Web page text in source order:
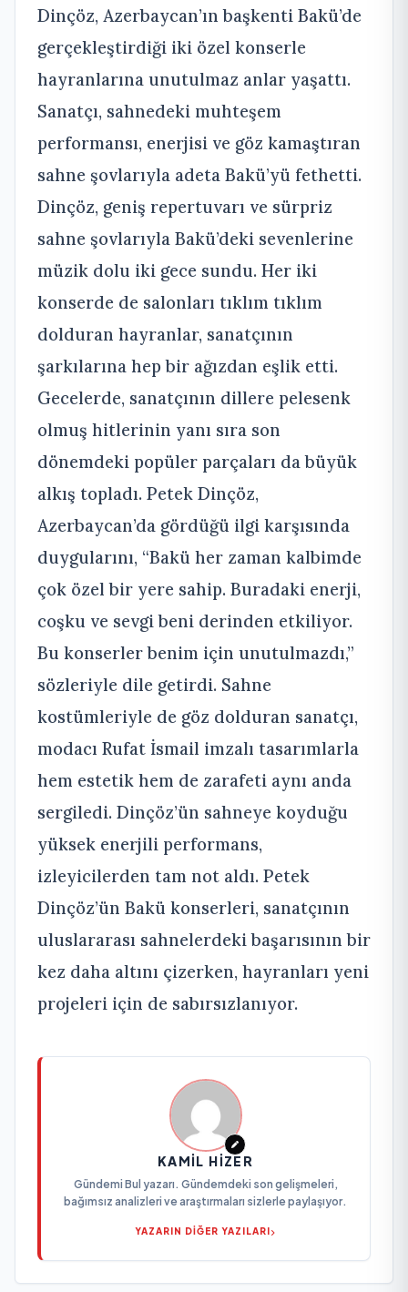
Dinçöz, Azerbaycan’ın başkenti Bakü’de
gerçekleştirdiği iki özel konserle
hayranlarına unutulmaz anlar yaşattı.
Sanatçı, sahnedeki muhteşem
performansı, enerjisi ve göz kamaştıran
sahne şovlarıyla adeta Bakü’yü fethetti.
Dinçöz, geniş repertuvarı ve sürpriz
sahne şovlarıyla Bakü’deki sevenlerine
müzik dolu iki gece sundu. Her iki
konserde de salonları tıklım tıklım
dolduran hayranlar, sanatçının
şarkılarına hep bir ağızdan eşlik etti.
Gecelerde, sanatçının dillere pelesenk
olmuş hitlerinin yanı sıra son
dönemdeki popüler parçaları da büyük
alkış topladı. Petek Dinçöz,
Azerbaycan’da gördüğü ilgi karşısında
duygularını, “Bakü her zaman kalbimde
çok özel bir yere sahip. Buradaki enerji,
coşku ve sevgi beni derinden etkiliyor.
Bu konserler benim için unutulmazdı,”
sözleriyle dile getirdi. Sahne
kostümleriyle de göz dolduran sanatçı,
modacı Rufat İsmail imzalı tasarımlarla
hem estetik hem de zarafeti aynı anda
sergiledi. Dinçöz’ün sahneye koyduğu
yüksek enerjili performans,
izleyicilerden tam not aldı. Petek
Dinçöz’ün Bakü konserleri, sanatçının
uluslararası sahnelerdeki başarısının bir
kez daha altını çizerken, hayranları yeni
projeleri için de sabırsızlanıyor.
KAMIL HIZER
Gündemi Bul yazarı. Gündemdeki son gelişmeleri,
bağımsız analizleri ve araştırmaları sizlerle paylaşıyor.
YAZARIN DİĞER YAZILARI